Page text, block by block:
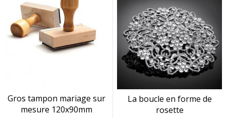
Gros tampon mariage sur
mesure 120x90mm
La boucle en forme de
rosette